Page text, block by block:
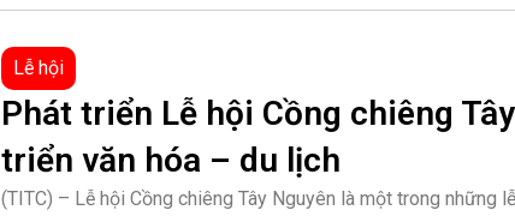
Lễ hội
Phát triển Lễ hội Cồng chiêng
triển văn hóa – du lịch
(TITC) – Lễ hội Cồng chiêng Tây Nguyên là một trong những